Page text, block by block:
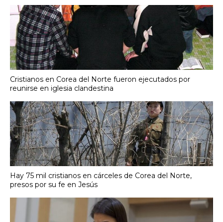
Cristianos en Corea del Norte fueron ejecutados por
reunirse en iglesia clandestina
Hay 75 mil cristianos en cárceles de Corea del Norte,
presos por su fe en Jesús